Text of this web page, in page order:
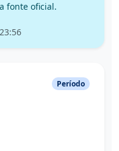
fonte oficial.
Período